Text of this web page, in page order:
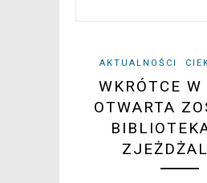
AKTUALNOŚCI
WKRÓTCE W
OTWARTA